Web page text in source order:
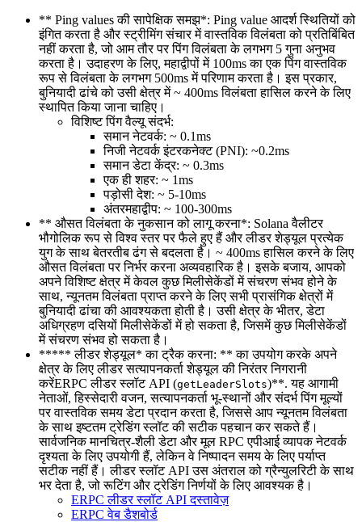
** Ping values की सापेक्षिक समझ*: Ping value आदर्श स्थितियों को
इंगित करता है और स्ट्रीमिंग संचार में वास्तविक विलंबता को प्रतिबिंबित
नहीं करता है, जो आम तौर पर पिंग विलंबता के लगभग 5 गुना अनुभव
करता है। उदाहरण के लिए, महाद्वीपों में 100ms का एक पिंग वास्तविक
रूप से विलंबता के लगभग 500ms में परिणाम करता है। इस प्रकार,
बुनियादी ढांचे को उसी क्षेत्र में ~ 400ms विलंबता हासिल करने के लिए
स्थापित किया जाना चाहिए।
विशिष्ट पिंग वैल्यू संदर्भ:
समान नेटवर्क: ~ 0.1ms
निजी नेटवर्क इंटरकनेक्ट (PNI): ~0.2ms
समान डेटा केंद्र: ~ 0.3ms
एक ही शहर: ~ 1ms
पड़ोसी देश: ~ 5-10ms
अंतरमहाद्वीप: ~ 100-300ms
** औसत विलंबता के नुकसान को लागू करना*: Solana वैलीटर
भौगोलिक रूप से विश्व स्तर पर फैले हुए हैं और लीडर शेड्यूल प्रत्येक
युग के साथ बेतरतीब ढंग से बदलता है। ~ 400ms हासिल करने के लिए
औसत विलंबता पर निर्भर करना अव्यवहारिक है। इसके बजाय, आपको
अपने विशिष्ट क्षेत्र में केवल कुछ मिलीसेकेंडों में संचरण संभव होने के
साथ, न्यूनतम विलंबता प्राप्त करने के लिए सभी प्रासंगिक क्षेत्रों में
बुनियादी ढांचा की आवश्यकता होती है। उसी क्षेत्र के भीतर, डेटा
अधिग्रहण दसियों मिलीसेकेंडों में हो सकता है, जिसमें कुछ मिलीसेकेंडों
में संचरण संभव हो सकता है।
***** लीडर शेड्यूल* का ट्रैक करना: ** का उपयोग करके अपने
क्षेत्र के लिए लीडर सत्यापनकर्ता शेड्यूल की निरंतर निगरानी
करेंERPC लीडर स्लॉट API (getLeaderSlots)**. यह आगामी
नेताओं, हिस्सेदारी वजन, सत्यापनकर्ता भू-स्थानों और संदर्भ पिंग मूल्यों
पर वास्तविक समय डेटा प्रदान करता है, जिससे आप न्यूनतम विलंबता
के साथ इष्टतम ट्रेडिंग स्लॉट की सटीक पहचान कर सकते हैं।
सार्वजनिक मानचित्र-शैली डेटा और मूल RPC एपीआई व्यापक नेटवर्क
दृश्यता के लिए उपयोगी हैं, लेकिन वे निष्पादन समय के लिए पर्याप्त
सटीक नहीं हैं। लीडर स्लॉट API उस अंतराल को ग्रैन्युलरिटी के साथ
भर देता है, जो रूटिंग और ट्रेडिंग निर्णयों के लिए आवश्यक है।
ERPC लीडर स्लॉट API दस्तावेज़
ERPC वेब डैशबोर्ड